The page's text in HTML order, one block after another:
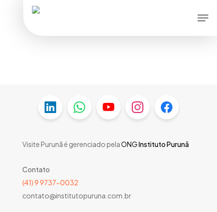
Visite Purunã é gerenciado pelaONGInstituto Purunã
Contato
(41) 9 9737-0032
contato@institutopuruna.com.br